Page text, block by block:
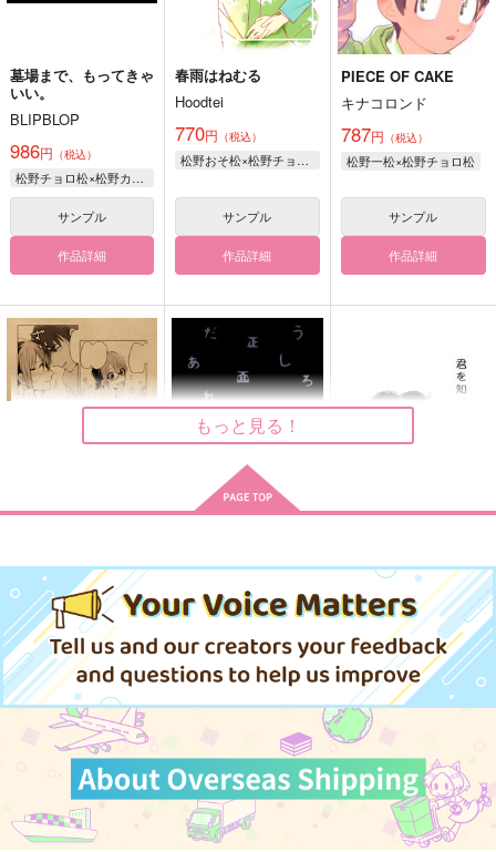
墓場まで、もってきゃ
いい。
BLIPBLOP
986円 （税込）
松野チョロ松×松野カラ松
サンプル
作品詳細
春雨はねむる
Hoodtei
770円 （税込）
松野おそ松×松野チョロ松
サンプル
作品詳細
PIECE OF CAKE
キナコロンド
787円 （税込）
松野一松×松野チョロ松
サンプル
作品詳細
OSO先生はいいぞ
僻地
440円（税込）
松野カラ松×松野おそ松
サンプル
作品詳細
860円（税込）
松野おそ松×松野カラ松
てぴとくら～地球のへ
そ～
1,210円（税込）
松野カラ松
サンプル
もっと見る！